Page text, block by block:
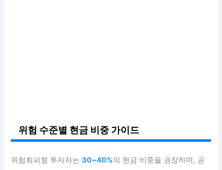
위험 수준별 현금 비중 가이드
위험회피형 투자자는30~40%의 현금 비중을 권장하며, 공